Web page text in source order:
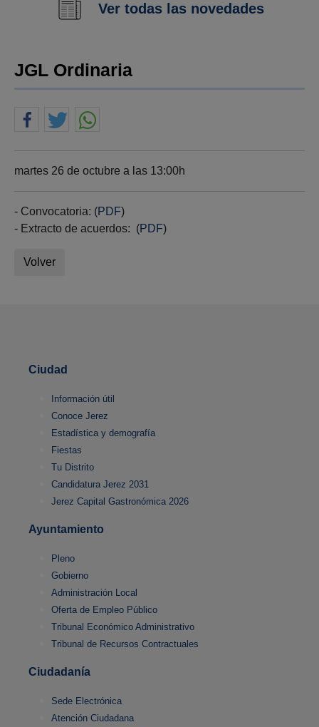
Ver todas las novedades
JGL Ordinaria
martes 26 de octubre a las 13:00h
- Convocatoria: (PDF)
- Extracto de acuerdos: (PDF)
Volver
Ciudad
Información útil
Conoce Jerez
Estadística y demografía
Fiestas
Tu Distrito
Candidatura Jerez 2031
Jerez Capital Gastronómica 2026
Ayuntamiento
Pleno
Gobierno
Administración Local
Oferta de Empleo Público
Tribunal Económico Administrativo
Tribunal de Recursos Contractuales
Ciudadanía
Sede Electrónica
Atención Ciudadana